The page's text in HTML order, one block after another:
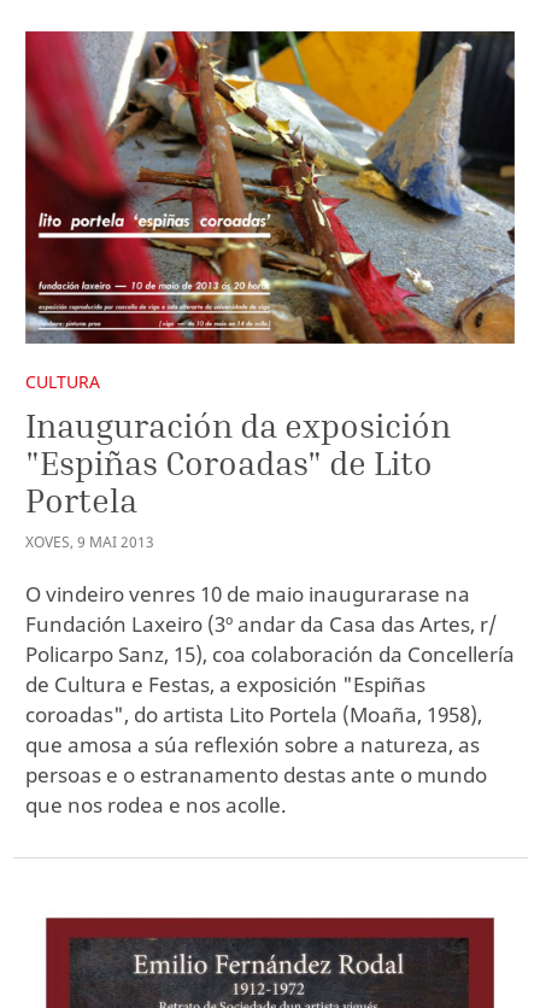
CULTURA
Inauguración da exposición
"Espiñas Coroadas" de Lito
Portela
XOVES, 9 MAI2013
O vindeiro venres 10 de maio inaugurarase na
Fundación Laxeiro (3º andar da Casa das Artes, r/
Policarpo Sanz, 15), coa colaboración da Concellería
de Cultura e Festas, a exposición "Espiñas
coroadas", do artista Lito Portela (Moaña, 1958),
que amosa a súa reflexión sobre a natureza, as
persoas e o estranamento destas ante o mundo
que nos rodea e nos acolle.